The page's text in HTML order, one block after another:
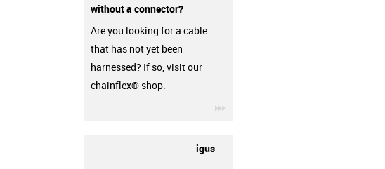
without a connector?
Are you looking for a cable
that has not yet been
harnessed? If so, visit our
chainflex® shop.
igus